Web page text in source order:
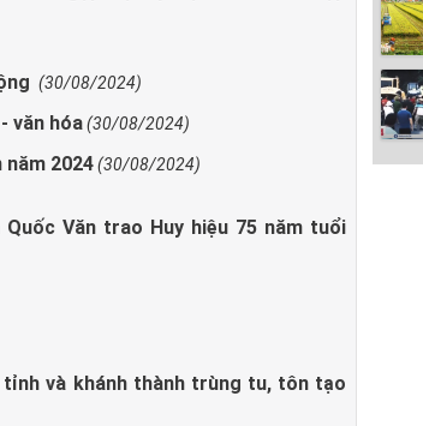
(30/08/2024)
văn hóa(30/08/2024)
2024(30/08/2024)
Văn trao Huy hiệu 75 năm tuổi
tỉnh và khánh thành trùng tu, tôn tạo